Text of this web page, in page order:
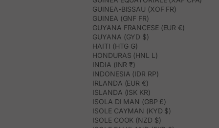
GUINEA-BISSAU (XOF FR)
GUINEA (GNF FR)
GUYANA FRANCESE (EUR €)
GUYANA (GYD $)
HAITI (HTG G)
HONDURAS (HNL L)
INDIA (INR ₹)
INDONESIA (IDR RP)
IRLANDA (EUR €)
ISLANDA (ISK KR)
ISOLA DI MAN (GBP £)
ISOLE CAYMAN (KYD $)
ISOLE COOK (NZD $)